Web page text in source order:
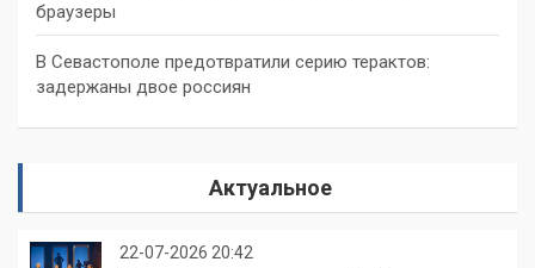
браузеры
В Севастополе предотвратили серию терактов:
задержаны двое россиян
Актуальное
22-07-2026 20:42